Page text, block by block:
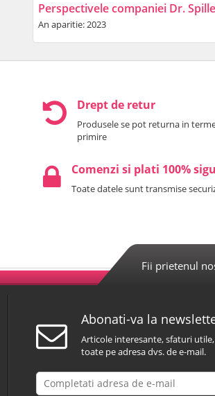
Perspectivele companiei Dr.
An aparitie: 2023
Drept de retur
Produsele se pot returna in
primire
Comenzi si plati 100%
Toate datele sunt transmise
Fii prietenul
Abonati-va la
Articole interesante, sfaturi
toate pe adresa dvs. de e-mail.